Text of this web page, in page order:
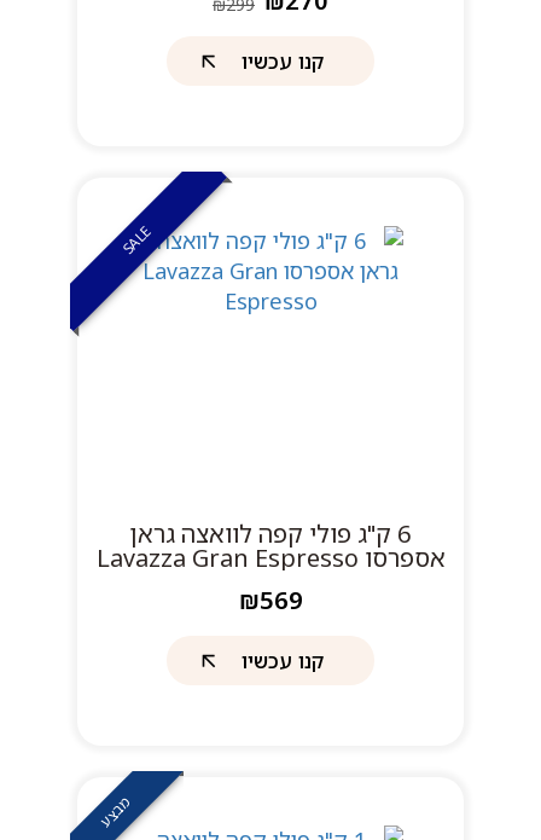
קנו עכשיו
SALE
6 ק"ג פולי קפה לוואצה גראן
אספרסו Lavazza Gran Espresso
₪569
קנו עכשיו
מבצע